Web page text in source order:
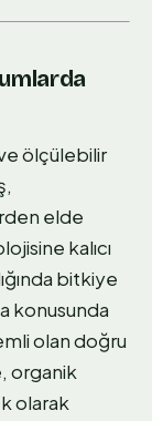
ölçülebilir
elde
kalıcı
bitkiye
konusunda
olan doğru
organik
olarak